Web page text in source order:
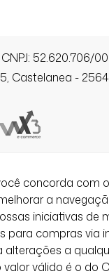
52.620.706/
Castelanea -
concorda com
a
iniciativas de
para compras via
a
válido é o do